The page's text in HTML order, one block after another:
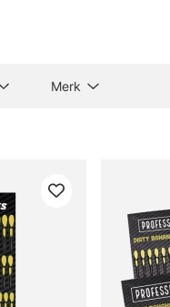
Merk